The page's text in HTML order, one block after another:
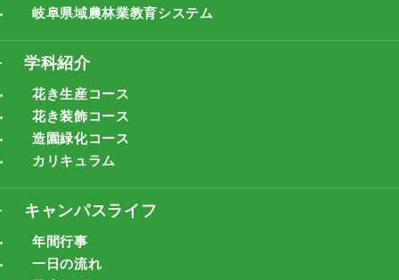
岐阜県域農林業教育システム
学科紹介
花き生産コース
花き装飾コース
造園緑化コース
カリキュラム
キャンパスライフ
年間行事
一日の流れ